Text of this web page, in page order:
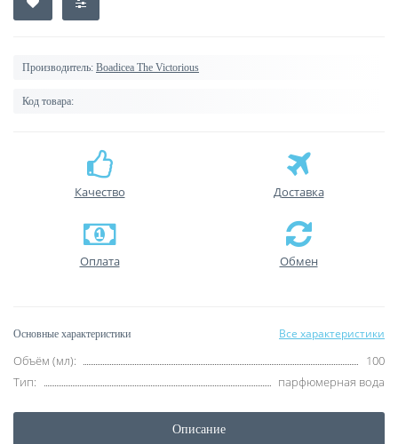
Производитель: Boadicea The Victorious
Код товара:
Качество Доставка
Оплата Обмен
Основные характеристики Все характеристики
Объём (мл):
100
Тип:
парфюмерная вода
Описание